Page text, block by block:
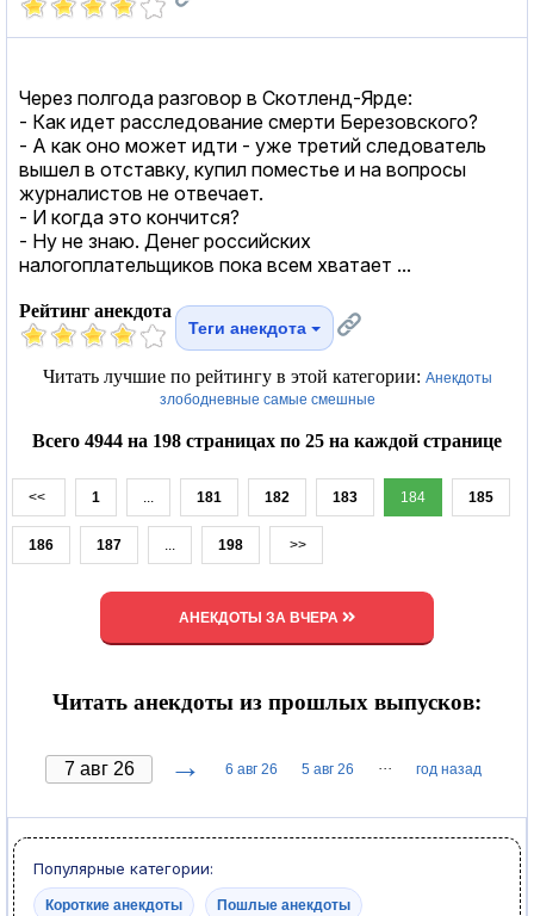
Через полгода разговор в Скотленд-Ярде:
- Как идет расследование смерти Березовского?
- А как оно может идти - уже третий следователь
вышел в отставку, купил поместье и на вопросы
журналистов не отвечает.
- И когда это кончится?
- Ну не знаю. Денег российских
налогоплательщиков пока всем хватает ...
Рейтинг анекдота
Теги анекдота
Читать лучшие по рейтингу в этой категории: Анекдоты
злободневные самые смешные
Всего 4944 на 198 страницах по 25 на каждой странице
<< 1 ... 181 182 183 184 185
186 187 ... 198 >>
АНЕКДОТЫ ЗА ВЧЕРА
Читать анекдоты из прошлых выпусков:
→ 6 авг 26 5 авг 26 ··· год назад
Популярные категории:
Короткие анекдоты Пошлые анекдоты